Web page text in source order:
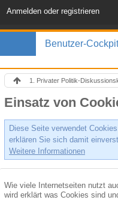
Anmelden oder registrieren
Benutzer-Cockpit
1. Privater Politik-
Einsatz von
Diese Seite verwendet
erklären Sie sich damit
Weitere Informationen
Wie viele Internetseiten nutzt
wird erklärt was Cookies sind